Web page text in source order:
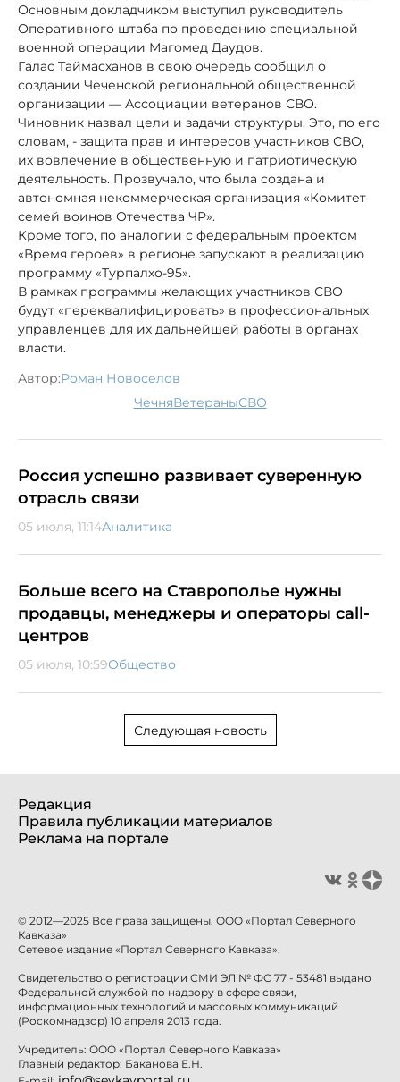
Основным докладчиком выступил руководитель
Оперативного штаба по проведению специальной
военной операции Магомед Даудов.
Галас Таймасханов в свою очередь сообщил о
создании Чеченской региональной общественной
организации — Ассоциации ветеранов СВО.
Чиновник назвал цели и задачи структуры. Это, по его
словам, - защита прав и интересов участников СВО,
их вовлечение в общественную и патриотическую
деятельность. Прозвучало, что была создана и
автономная некоммерческая организация «Комитет
семей воинов Отечества ЧР».
Кроме того, по аналогии с федеральным проектом
«Время героев» в регионе запускают в реализацию
программу «Турпалхо-95».
В рамках программы желающих участников СВО
будут «переквалифицировать» в профессиональных
управленцев для их дальнейшей работы в органах
власти.
Автор:Роман Новоселов
Чечня ветераны СВО
Россия успешно развивает суверенную
отрасль связи
05 июля, 11:14Аналитика
Больше всего на Ставрополье нужны
продавцы, менеджеры и операторы call-
центров
05 июля, 10:59Общество
Следующая новость
Редакция
Правила публикации материалов
Реклама на портале
© 2012—2025 Все права защищены. ООО «Портал Северного
Кавказа»
Сетевое издание «Портал Северного Кавказа».
Свидетельство о регистрации СМИ ЭЛ № ФС 77 - 53481 выдано
Федеральной службой по надзору в сфере связи,
информационных технологий и массовых коммуникаций
(Роскомнадзор) 10 апреля 2013 года.
Учредитель: ООО «Портал Северного Кавказа»
Главный редактор: Баканова Е.Н.